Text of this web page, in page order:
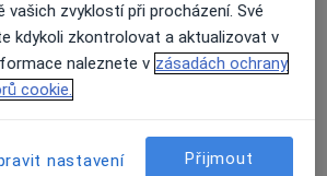
návštěvy)
přijímá pacienty na pojišťovnu
o adrese
vašich zvyklostí při procházení. Své
kdykoli zkontrolovat a aktualizovat v
naleznete v zásadách ochrany
cookie.
nastavení Přijmout